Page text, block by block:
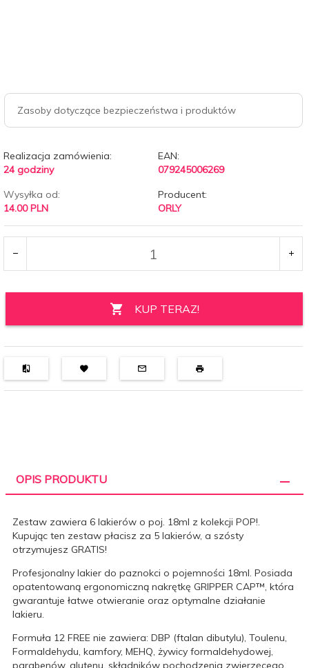
Zasoby dotyczące bezpieczeństwa i produktów
Realizacja zamówienia:
24 godziny
EAN:
079245006269
Wysyłka od:
14.00 PLN
Producent:
ORLY
KUP TERAZ!
OPIS PRODUKTU
Zestaw zawiera 6 lakierów o poj. 18ml z kolekcji POP!.
Kupując ten zestaw płacisz za 5 lakierów, a szósty
otrzymujesz GRATIS!
Profesjonalny lakier do paznokci o pojemności 18ml. Posiada
opatentowaną ergonomiczną nakrętkę GRIPPER CAP™, która
gwarantuje łatwe otwieranie oraz optymalne działanie
lakieru.
Formuła 12 FREE nie zawiera: DBP (ftalan dibutylu), Toulenu,
Formaldehydu, kamfory, MEHQ, żywicy formaldehydowej,
parabenów, glutenu, składników pochodzenia zwierzęcego,